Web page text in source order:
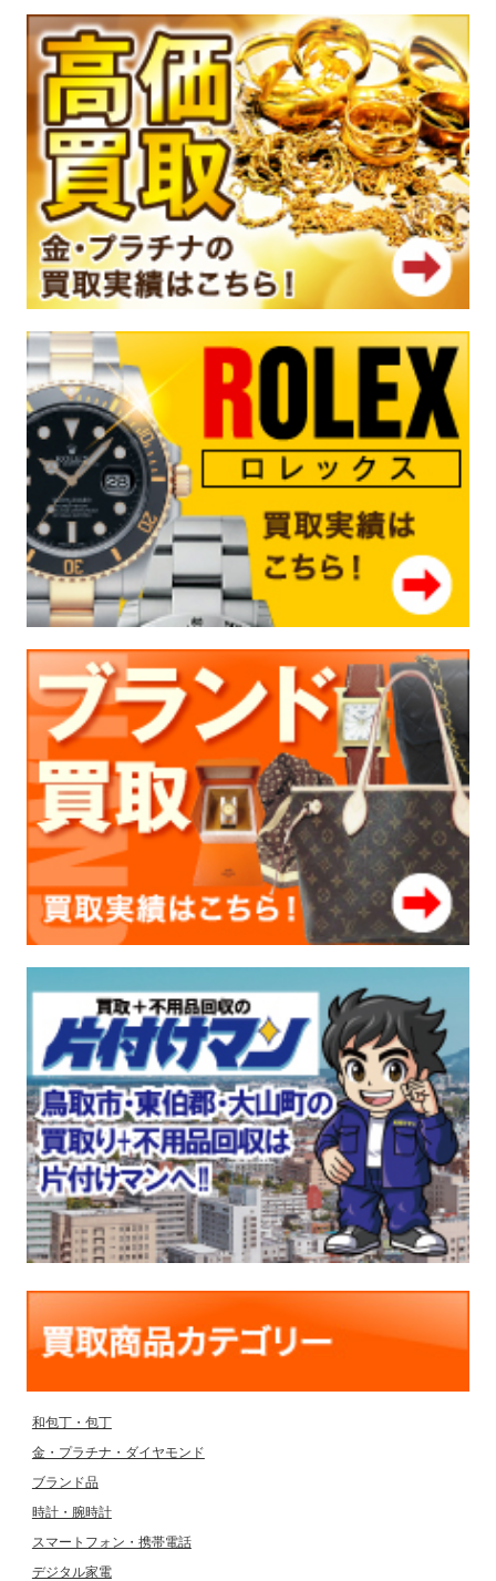
和包丁・包丁
金・プラチナ・ダイヤモンド
ブランド品
時計・腕時計
スマートフォン・携帯電話
デジタル家電